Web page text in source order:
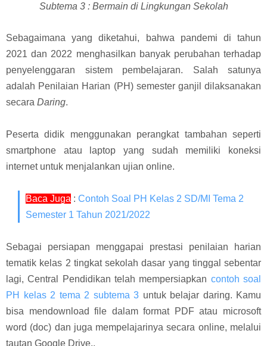
Subtema 3 : Bermain di Lingkungan Sekolah
Sebagaimana yang diketahui, bahwa pandemi di tahun
2021 dan 2022 menghasilkan banyak perubahan terhadap
penyelenggaran sistem pembelajaran. Salah satunya
adalah Penilaian Harian (PH) semester ganjil dilaksanakan
secara Daring.
Peserta didik menggunakan perangkat tambahan seperti
smartphone atau laptop yang sudah memiliki koneksi
internet untuk menjalankan ujian online.
Baca Juga : Contoh Soal PH Kelas 2 SD/MI Tema 2
Semester 1 Tahun 2021/2022
Sebagai persiapan menggapai prestasi penilaian harian
tematik kelas 2 tingkat sekolah dasar yang tinggal sebentar
lagi, Central Pendidikan telah mempersiapkan contoh soal
PH kelas 2 tema 2 subtema 3 untuk belajar daring. Kamu
bisa mendownload file dalam format PDF atau microsoft
word (doc) dan juga mempelajarinya secara online, melalui
tautan Google Drive..